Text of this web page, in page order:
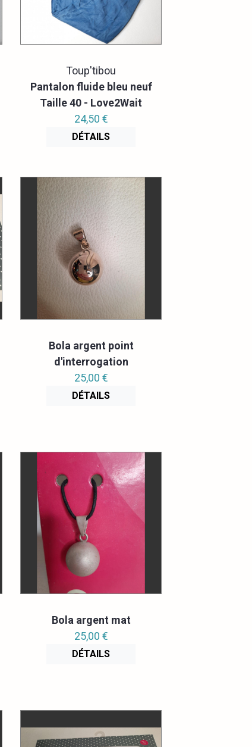
Toup'tibou
Pantalon fluide bleu neuf
Taille 40 - Love2Wait
24,50 €
DÉTAILS
Bola argent point
d'interrogation
25,00 €
DÉTAILS
Bola argent mat
25,00 €
DÉTAILS